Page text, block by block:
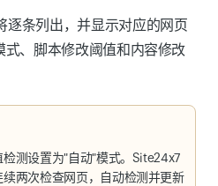
逐条列出，并显示对应的网页
式、脚本修改阈值和内容修改
测设置为"自动"模式。Site24x7
两次检查网页，自动检测并更新